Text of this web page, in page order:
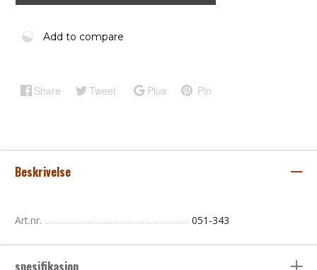
Add to compare
Share Tweet Plus Pin
Beskrivelse
Art.nr. 051-343